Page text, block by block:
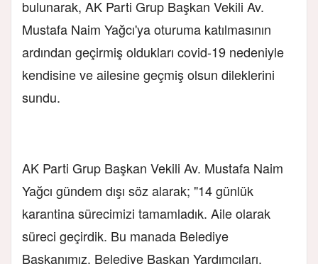
bulunarak, AK Parti Grup Başkan Vekili Av.
Mustafa Naim Yağcı'ya oturuma katılmasının
ardından geçirmiş oldukları covid-19 nedeniyle
kendisine ve ailesine geçmiş olsun dileklerini
sundu.
AK Parti Grup Başkan Vekili Av. Mustafa Naim
Yağcı gündem dışı söz alarak; "14 günlük
karantina sürecimizi tamamladık. Aile olarak
süreci geçirdik. Bu manada Belediye
Başkanımız, Belediye Başkan Yardımcıları,